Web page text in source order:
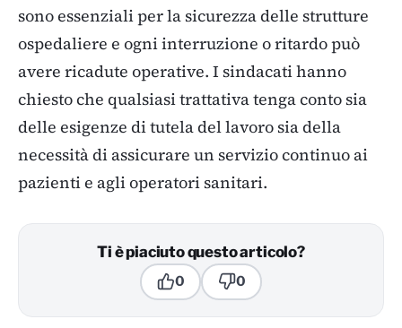
sono essenziali per la sicurezza delle strutture
ospedaliere e ogni interruzione o ritardo può
avere ricadute operative. I sindacati hanno
chiesto che qualsiasi trattativa tenga conto sia
delle esigenze di tutela del lavoro sia della
necessità di assicurare un servizio continuo ai
pazienti e agli operatori sanitari.
Ti è piaciuto questo articolo?
0 0